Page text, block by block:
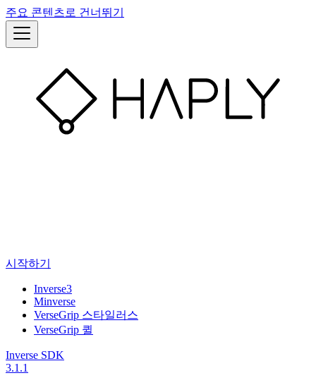
주요 콘텐츠로 건너뛰기
시작하기
Inverse3
Minverse
VerseGrip 스타일러스
VerseGrip 퀼
Inverse SDK
3.1.1